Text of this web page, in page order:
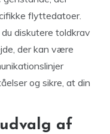
flyttedatoer.
diskutere toldkrav
der kan være
og sikre, at din
af